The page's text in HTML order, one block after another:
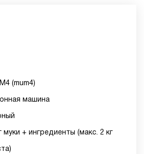
(mum4)
машина
муки + ингредиенты (макс. 2 кг